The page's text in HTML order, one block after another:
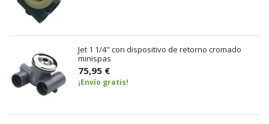
Jet 1 1/4" con dispositivo de retorno cromado
minispas
75,95 €
¡Envío gratis!